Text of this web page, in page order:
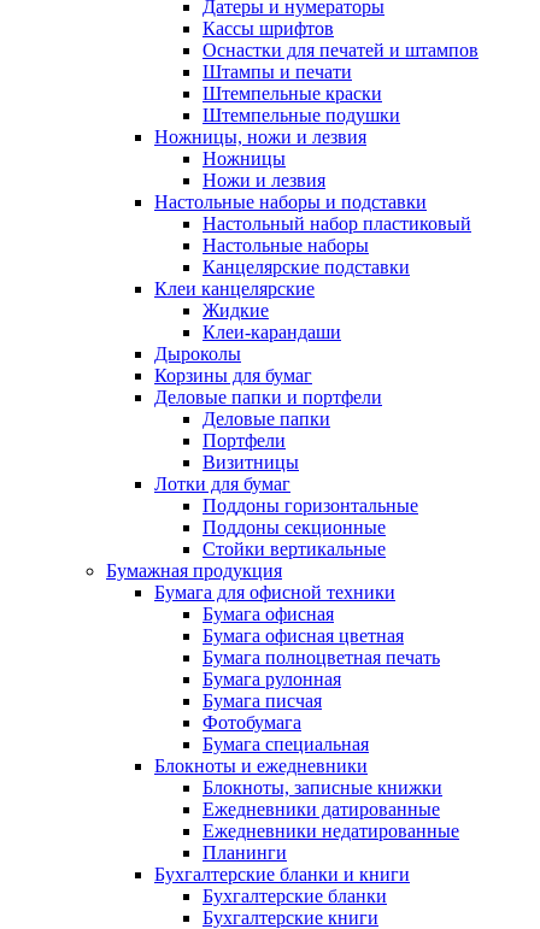
Датеры и нумераторы
Кассы шрифтов
Оснастки для печатей и штампов
Штампы и печати
Штемпельные краски
Штемпельные подушки
Ножницы, ножи и лезвия
Ножницы
Ножи и лезвия
Настольные наборы и подставки
Настольный набор пластиковый
Настольные наборы
Канцелярские подставки
Клеи канцелярские
Жидкие
Клеи-карандаши
Дыроколы
Корзины для бумаг
Деловые папки и портфели
Деловые папки
Портфели
Визитницы
Лотки для бумаг
Поддоны горизонтальные
Поддоны секционные
Стойки вертикальные
Бумажная продукция
Бумага для офисной техники
Бумага офисная
Бумага офисная цветная
Бумага полноцветная печать
Бумага рулонная
Бумага писчая
Фотобумага
Бумага специальная
Блокноты и ежедневники
Блокноты, записные книжки
Ежедневники датированные
Ежедневники недатированные
Планинги
Бухгалтерские бланки и книги
Бухгалтерские бланки
Бухгалтерские книги